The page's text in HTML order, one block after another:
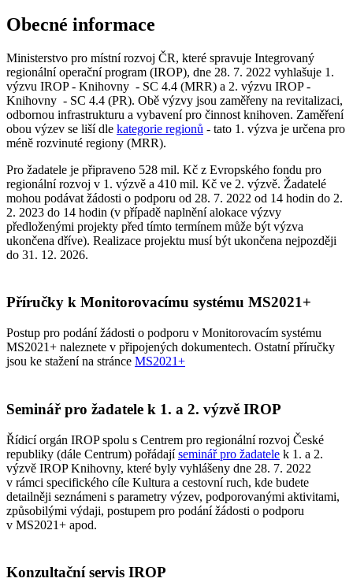
Obecné informace
Ministerstvo pro místní rozvoj ČR, které spravuje Integrovaný
regionální operační program (IROP), dne 28. 7. 2022 vyhlašuje 1.
výzvu IROP - Knihovny - SC 4.4 (MRR) a 2. výzvu IROP -
Knihovny - SC 4.4 (PR). Obě výzvy jsou zaměřeny na revitalizaci,
odbornou infrastrukturu a vybavení pro činnost knihoven. Zaměření
obou výzev se liší dle kategorie regionů - tato 1. výzva je určena pro
méně rozvinuté regiony (MRR).
​Pro žadatele je připraveno 528 mil. Kč z Evropského fondu pro
regionální rozvoj v 1. výzvě a 410 mil. Kč ve 2. výzvě. Žadatelé
mohou podávat žádosti o podporu od 28. 7. 2022 od 14 hodin do 2.
2. 2023 do 14 hodin (v případě naplnění alokace výzvy
předloženými projekty před tímto termínem může být výzva
ukončena dříve). Realizace projektu musí být ukončena nejpozději
do 31. 12. 2026.
Příručky k Monitorovacímu systému MS2021+
Postup pro podání žádosti o podporu v Monitorovacím systému
MS2021+ naleznete v připojených dokumentech. Ostatní příručky
jsou ke stažení na stránce MS2021+
Seminář pro žadatele k 1. a 2. výzvě IROP
Řídicí orgán IROP spolu s Centrem pro regionální rozvoj České
republiky (dále Centrum) pořádajíseminář pro žadatele k 1. a 2.
výzvě IROP Knihovny, které byly vyhlášeny dne 28. 7. 2022
v rámci specifického cíle Kultura a cestovní ruch, kde budete
detailněji seznámeni s parametry výzev, podporovanými aktivitami,
způsobilými výdaji, postupem pro podání žádosti o podporu
v MS2021+ apod.
Konzultační servis IROP